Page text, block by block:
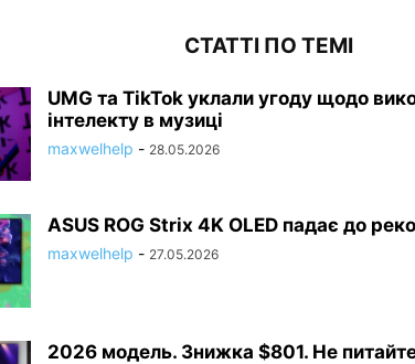
СТАТТІ ПО ТЕМІ
UMG та TikTok уклали угоду щодо
інтелекту в музиці
maxwelhelp - 28.05.2026
ASUS ROG Strix 4K OLED падає до
maxwelhelp - 27.05.2026
2026 модель. Знижка $801. Не